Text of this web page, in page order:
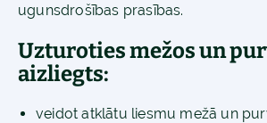
ugunsdrošības prasības.
Uzturoties mežos un
aizliegts:
veidot atklātu liesmu mežā un